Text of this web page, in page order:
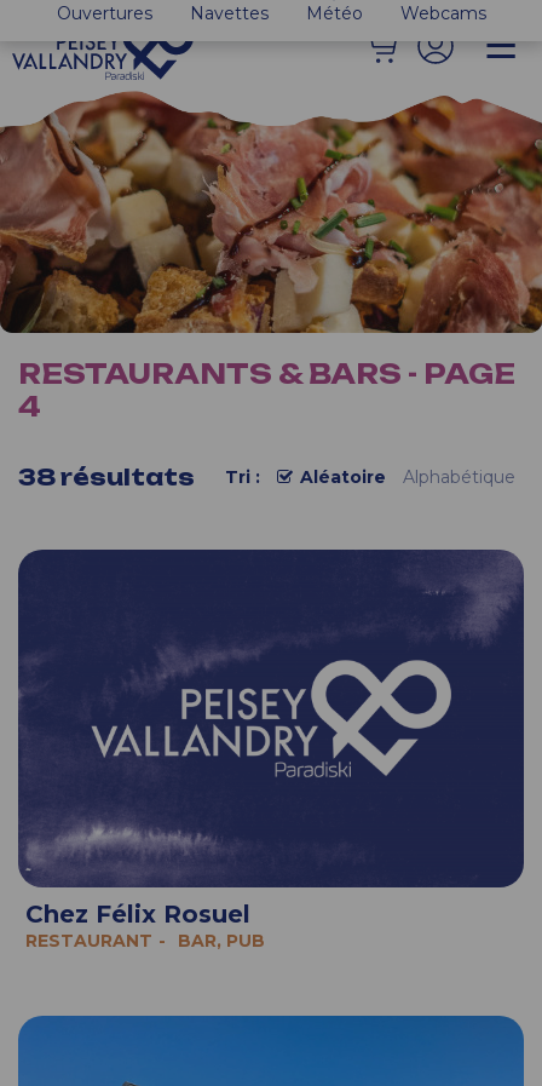
Ouvertures Navettes Météo Webcams
RESTAURANTS & BARS - PAGE
4
38résultats Tri : Aléatoire Alphabétique
Chez Félix Rosuel
RESTAURANT BAR, PUB